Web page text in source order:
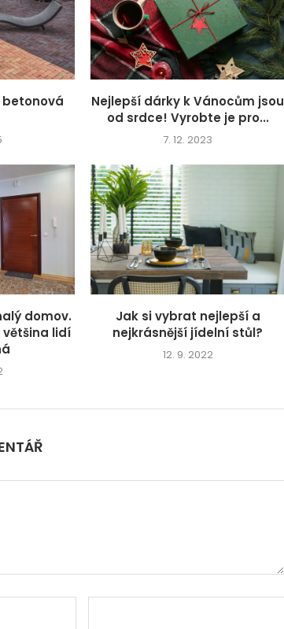
Nejlepší dárky k Vánocům jsou
od srdce! Vyrobte je pro...
7. 12. 2023
domov.
lidí
Jak si vybrat nejlepší a
nejkrásnější jídelní stůl?
12. 9. 2022